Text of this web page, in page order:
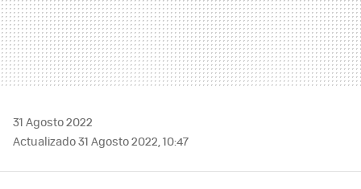
31 Agosto 2022
Actualizado 31 Agosto 2022, 10:47